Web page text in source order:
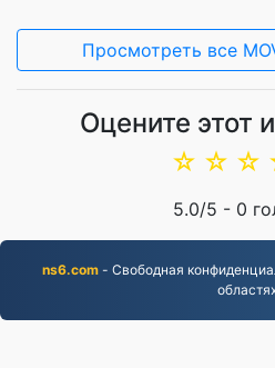
Просмотреть все
Оцените этот
☆
☆
☆
5.0/5 - 0
ns6.com- Свободная